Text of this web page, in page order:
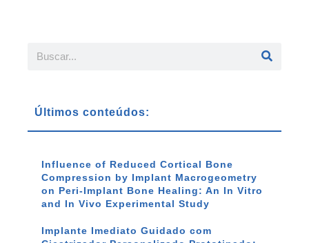
Últimos conteúdos:
Influence of Reduced Cortical Bone
Compression by Implant Macrogeometry
on Peri-Implant Bone Healing: An In Vitro
and In Vivo Experimental Study
Implante Imediato Guidado com